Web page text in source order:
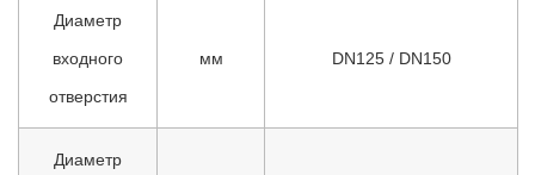
Диаметр
входного
отверстия
мм DN125 / DN150
Диаметр